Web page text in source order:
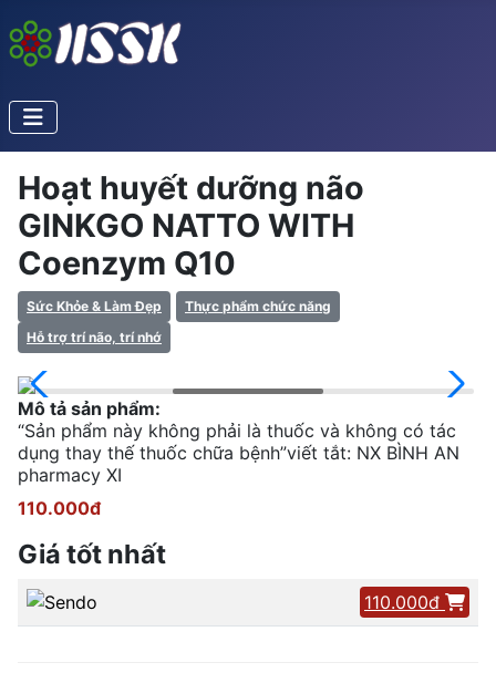
Hoạt huyết dưỡng não
GINKGO NATTO WITH
Coenzym Q10
Sức Khỏe & Làm Đẹp
Thực phẩm chức năng
Hỗ trợ trí não, trí nhớ
Mô tả sản phẩm:
“Sản phẩm này không phải là thuốc và không có tác
dụng thay thế thuốc chữa bệnh”viết tắt: NX BÌNH AN
pharmacy XI
110.000đ
Giá tốt nhất
110.000đ